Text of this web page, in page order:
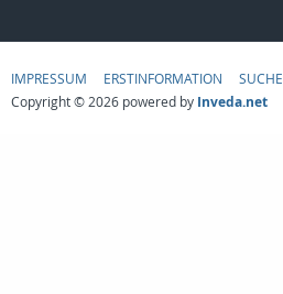
IMPRESSUM ERSTINFORMATION
SUCHE
Copyright © 2026 powered by Inveda.net